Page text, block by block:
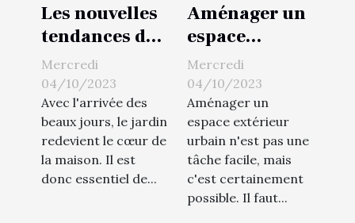
Les nouvelles
tendances du
mobilier de
jardin
Mercredi
04/10/2023
Avec l'arrivée des
beaux jours, le jardin
redevient le cœur de
la maison. Il est
donc essentiel de...
Aménager un
espace
extérieur
urbain, c'est
possible
Mercredi
04/10/2023
Aménager un
espace extérieur
urbain n'est pas une
tâche facile, mais
c'est certainement
possible. Il faut...